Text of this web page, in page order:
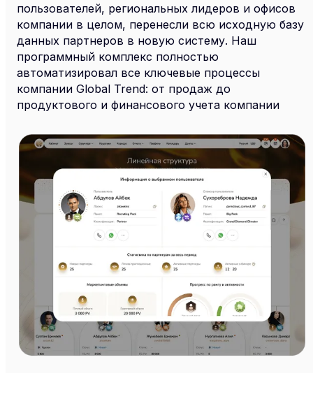
пользователей, региональных лидеров и офисов
компании в целом, перенесли всю исходную базу
данных партнеров в новую систему. Наш
программный комплекс полностью
автоматизировал все ключевые процессы
компании Global Trend: от продаж до
продуктового и финансового учета компании